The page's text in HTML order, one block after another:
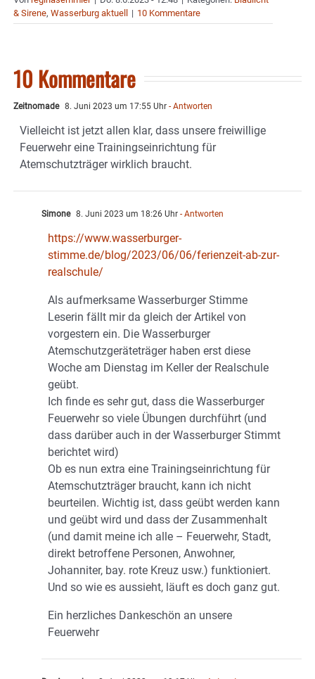
& Sirene, Wasserburg aktuell | 10 Kommentare
10 Kommentare
Zeitnomade 8. Juni 2023 um 17:55 Uhr - Antworten
Vielleicht ist jetzt allen klar, dass unsere freiwillige
Feuerwehr eine Trainingseinrichtung für
Atemschutzträger wirklich braucht.
Simone 8. Juni 2023 um 18:26 Uhr - Antworten
https://www.wasserburger-
stimme.de/blog/2023/06/06/ferienzeit-ab-zur-
realschule/
Als aufmerksame Wasserburger Stimme
Leserin fällt mir da gleich der Artikel von
vorgestern ein. Die Wasserburger
Atemschutzgeräteträger haben erst diese
Woche am Dienstag im Keller der Realschule
geübt.
Ich finde es sehr gut, dass die Wasserburger
Feuerwehr so viele Übungen durchführt (und
dass darüber auch in der Wasserburger Stimmt
berichtet wird)
Ob es nun extra eine Trainingseinrichtung für
Atemschutzträger braucht, kann ich nicht
beurteilen. Wichtig ist, dass geübt werden kann
und geübt wird und dass der Zusammenhalt
(und damit meine ich alle – Feuerwehr, Stadt,
direkt betroffene Personen, Anwohner,
Johanniter, bay. rote Kreuz usw.) funktioniert.
Und so wie es aussieht, läuft es doch ganz gut.
Ein herzliches Dankeschön an unsere
Feuerwehr